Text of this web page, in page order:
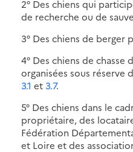
2° Des chiens qui
de recherche ou de
3° Des chiens de berger
4° Des chiens de chasse
organisées sous réserve
3.1 et 3.7.
5° Des chiens dans le
propriétaire, des
Fédération
et Loire et des